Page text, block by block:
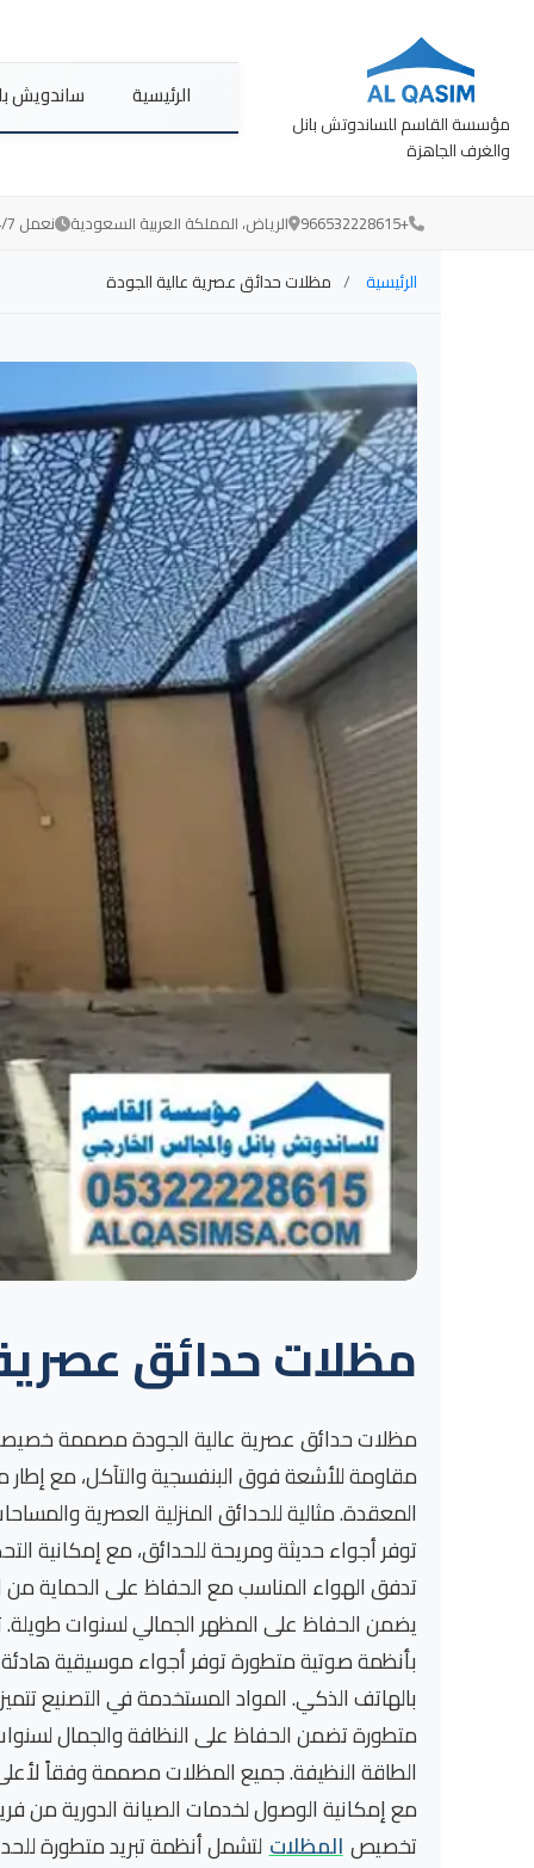
مؤسسة القاسم للساندوتش بانل
والغرف الجاهزة
الرئيسية ساندويش
+966532228615 الرياض، المملكة العربية السعودية نعمل 24/7 لخدمتكم
الرئيسية مظلات حدائق عصرية عالية الجودة
مظلات حدائق
مظلات حدائق عصرية عالية الجودة مصممة خصيصاً
مقاومة للأشعة فوق البنفسجية والتآكل، مع
توفر أجواء حديثة ومريحة للحدائق، مع إمكانية
تدفق الهواء المناسب مع الحفاظ على الحماية من
يضمن الحفاظ على المظهر الجمالي لسنوات
بأنظمة صوتية متطورة توفر أجواء موسيقية
بالهاتف الذكي. المواد المستخدمة في التصنيع
متطورة تضمن الحفاظ على النظافة والجمال
الطاقة النظيفة. جميع المظلات مصممة وفقاً
مع إمكانية الوصول لخدمات الصيانة الدورية من
تخصيصالمظلاتلتشمل أنظمة تبريد متطورة